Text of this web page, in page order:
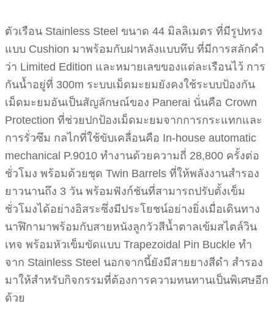
ตัวเรือน Stainless Steel ขนาด 44 มิลลิเมตร ที่มีรูปทรง
แบบ Cushion มาพร้อมกับฝาหลังแบบทึบ ที่มีการสลักคำ
ว่า Limited Edition และหมายเลขของแต่ละเรือนไว้ การ
กันน้ำอยู่ที่ 300m ระบบเม็ดมะยมยังคงใช้ระบบป้องกัน
เม็ดมะยมอันเป็นสัญลักษณ์ของ Panerai นั่นคือ Crown
Protection ที่ช่วยปกป้องเม็ดมะยมจากการกระแทกและ
การรั่วซึม กลไกที่ใช้ขับเคลื่อนคือ In-house automatic
mechanical P.9010 ทำงานด้วยความถี่ 28,800 ครั้งต่อ
ชั่วโมง พร้อมด้วยชุด Twin Barrels ที่ให้พลังงานสำรอง
ยาวนานถึง 3 วัน พร้อมฟังก์ชันที่สามารถปรับตั้งเข็ม
ชั่วโมงได้อย่างอิสระซึ่งมีประโยชน์อย่างยิ่งเมื่อเดินทาง
นาฬิกามาพร้อมกับสายหนังลูกวัวสีน้ำตาลเข้มสไตล์วิน
เทจ พร้อมหัวเข็มขัดแบบ Trapezoidal Pin Buckle ทำ
จาก Stainless Steel นอกจากนี้ยังมีสายยางสีดำ สำรอง
มาให้สำหรับกิจกรรมที่ต้องการความทนทานเป็นพิเศษอีก
ด้วย